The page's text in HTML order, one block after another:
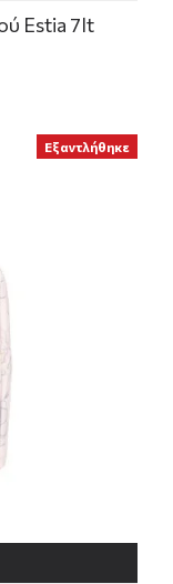
Estia 7lt
Εξαντλήθηκε